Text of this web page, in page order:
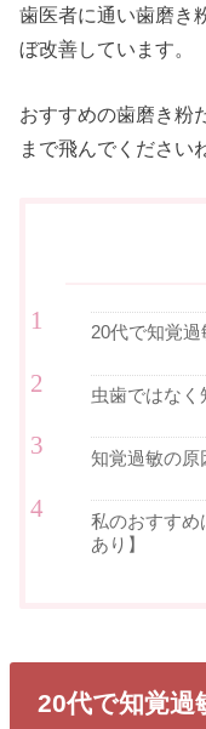
歯医者に通い歯磨き
ぼ改善しています。
おすすめの歯磨き粉
まで飛んでください
20代で知覚
虫歯ではなく
知覚過敏の原
私のおすすめ
あり】
20代で知覚過